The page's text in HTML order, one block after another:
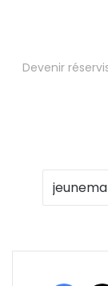
Devenir